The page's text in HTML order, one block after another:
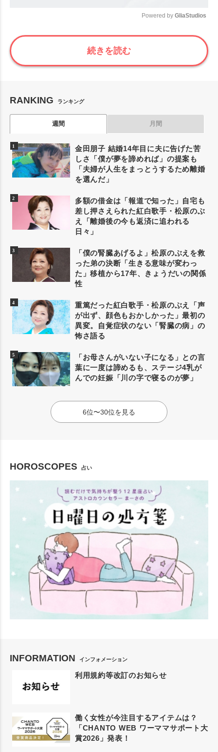
Mute
Powered by GliaStudios
続きを読む
RANKING ランキング
週間 月間
金田朋子 結婚14年目に夫に告げた苦
しさ「僕が夢を諦めれば」の提案も
「夫婦が人生をまっとうするため離婚
を選んだ」
多額の借金は「報道で知った」自宅も
差し押さえられた紅白歌手・松原のぶ
え「離婚後の今も返済に追われる
日々」
「僕の腎臓あげるよ」松原のぶえを救
った弟の決断「生きる意味が変わっ
た」移植から17年、きょうだいの関係
性
重篤だった紅白歌手・松原のぶえ「声
が出ず、顔色もおかしかった」最初の
異変。自覚症状のない「腎臓の病」の
怖さ語る
「お母さんがいない子になる」との言
葉に一度は諦めるも、ステージ4乳が
んでの妊娠「川の字で寝るのが夢」
6位〜30位を見る
HOROSCOPES 占い
INFORMATION インフォメーション
利用規約等改訂のお知らせ
働く女性が今注目するアイテムは？
「CHANTO WEB ワーママサポート大
賞2026」発表！